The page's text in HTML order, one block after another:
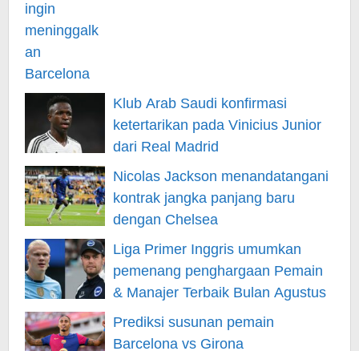
Klub Arab Saudi konfirmasi
ketertarikan pada Vinicius Junior
dari Real Madrid
Nicolas Jackson menandatangani
kontrak jangka panjang baru
dengan Chelsea
Liga Primer Inggris umumkan
pemenang penghargaan Pemain
& Manajer Terbaik Bulan Agustus
Prediksi susunan pemain
Barcelona vs Girona